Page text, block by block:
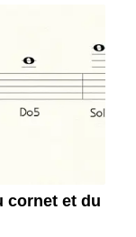
cornet et du